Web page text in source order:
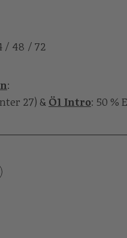
/ 48 / 72
:
27) & Ö1 Intro: 50 %